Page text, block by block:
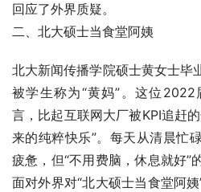
回应了外界质疑。
二、北大硕士当食堂阿姨
北大新闻传播学院硕士黄女士毕
被学生称为“黄妈”。这位
言，比起互联网大厂被KPI追赶
来的纯粹快乐”。每天从清晨忙
疲惫，但“不用费脑，休息就好”
面对外界对“北大硕士当食堂阿